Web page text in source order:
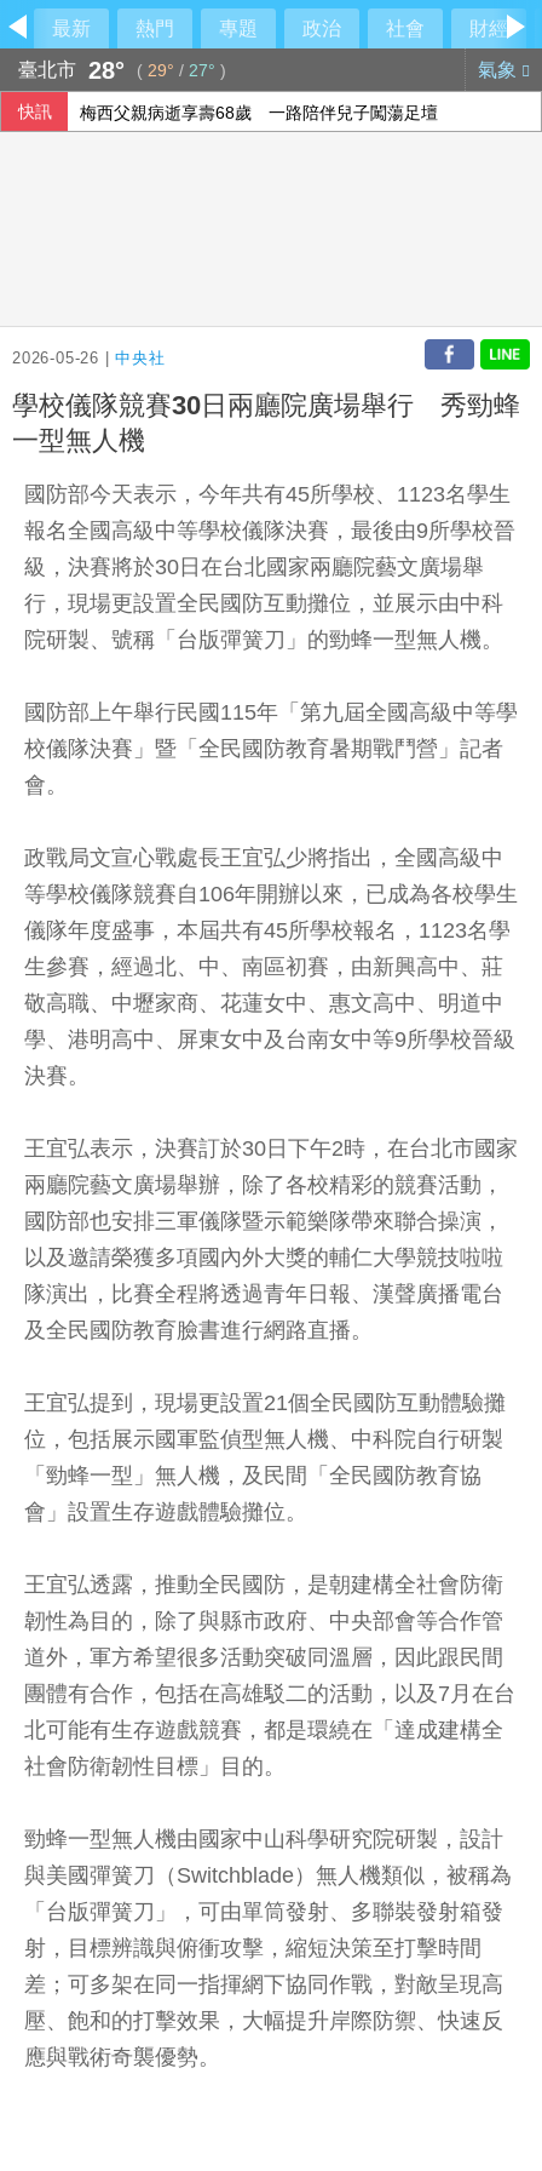
最新 熱門 專題 政治 社會
財經
臺北市 28° ( 29° / 27° ) 氣象
快訊 梅西父親病逝享壽68歲 一路陪伴兒子闖蕩足壇
2026-05-26 |中央社
學校儀隊競賽30日兩廳院廣場舉行 秀勁蜂
一型無人機
國防部今天表示，今年共有45所學校、1123名學生
報名全國高級中等學校儀隊決賽，最後由9所學校晉
級，決賽將於30日在台北國家兩廳院藝文廣場舉
行，現場更設置全民國防互動攤位，並展示由中科
院研製、號稱「台版彈簧刀」的勁蜂一型無人機。
國防部上午舉行民國115年「第九屆全國高級中等學
校儀隊決賽」暨「全民國防教育暑期戰鬥營」記者
會。
政戰局文宣心戰處長王宜弘少將指出，全國高級中
等學校儀隊競賽自106年開辦以來，已成為各校學生
儀隊年度盛事，本屆共有45所學校報名，1123名學
生參賽，經過北、中、南區初賽，由新興高中、莊
敬高職、中壢家商、花蓮女中、惠文高中、明道中
學、港明高中、屏東女中及台南女中等9所學校晉級
決賽。
王宜弘表示，決賽訂於30日下午2時，在台北市國家
兩廳院藝文廣場舉辦，除了各校精彩的競賽活動，
國防部也安排三軍儀隊暨示範樂隊帶來聯合操演，
以及邀請榮獲多項國內外大獎的輔仁大學競技啦啦
隊演出，比賽全程將透過青年日報、漢聲廣播電台
及全民國防教育臉書進行網路直播。
王宜弘提到，現場更設置21個全民國防互動體驗攤
位，包括展示國軍監偵型無人機、中科院自行研製
「勁蜂一型」無人機，及民間「全民國防教育協
會」設置生存遊戲體驗攤位。
王宜弘透露，推動全民國防，是朝建構全社會防衛
韌性為目的，除了與縣市政府、中央部會等合作管
道外，軍方希望很多活動突破同溫層，因此跟民間
團體有合作，包括在高雄駁二的活動，以及7月在台
北可能有生存遊戲競賽，都是環繞在「達成建構全
社會防衛韌性目標」目的。
勁蜂一型無人機由國家中山科學研究院研製，設計
與美國彈簧刀（Switchblade）無人機類似，被稱為
「台版彈簧刀」，可由單筒發射、多聯裝發射箱發
射，目標辨識與俯衝攻擊，縮短決策至打擊時間
差；可多架在同一指揮網下協同作戰，對敵呈現高
壓、飽和的打擊效果，大幅提升岸際防禦、快速反
應與戰術奇襲優勢。